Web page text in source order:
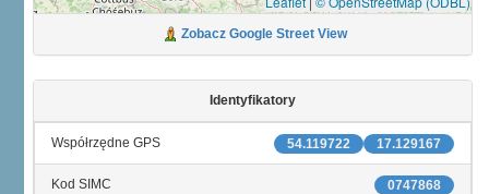
Zobacz Google Street View
Identyfikatory
17.129167
54.119722
Współrzędne GPS
0747868
Kod SIMC